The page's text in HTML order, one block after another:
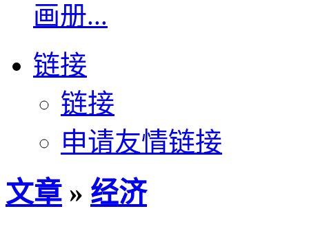
画册...
链接
链接
申请友情链接
文章 » 经济